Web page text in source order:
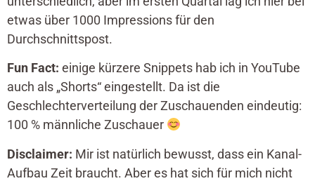
etwas über 1000 Impressions für den
Durchschnittspost.
Fun Fact: einige kürzere Snippets hab ich in YouTube
auch als „Shorts“ eingestellt. Da ist die
Geschlechterverteilung der Zuschauenden eindeutig:
100 % männliche Zuschauer
Disclaimer: Mir ist natürlich bewusst, dass ein Kanal-
Aufbau Zeit braucht. Aber es hat sich für mich nicht